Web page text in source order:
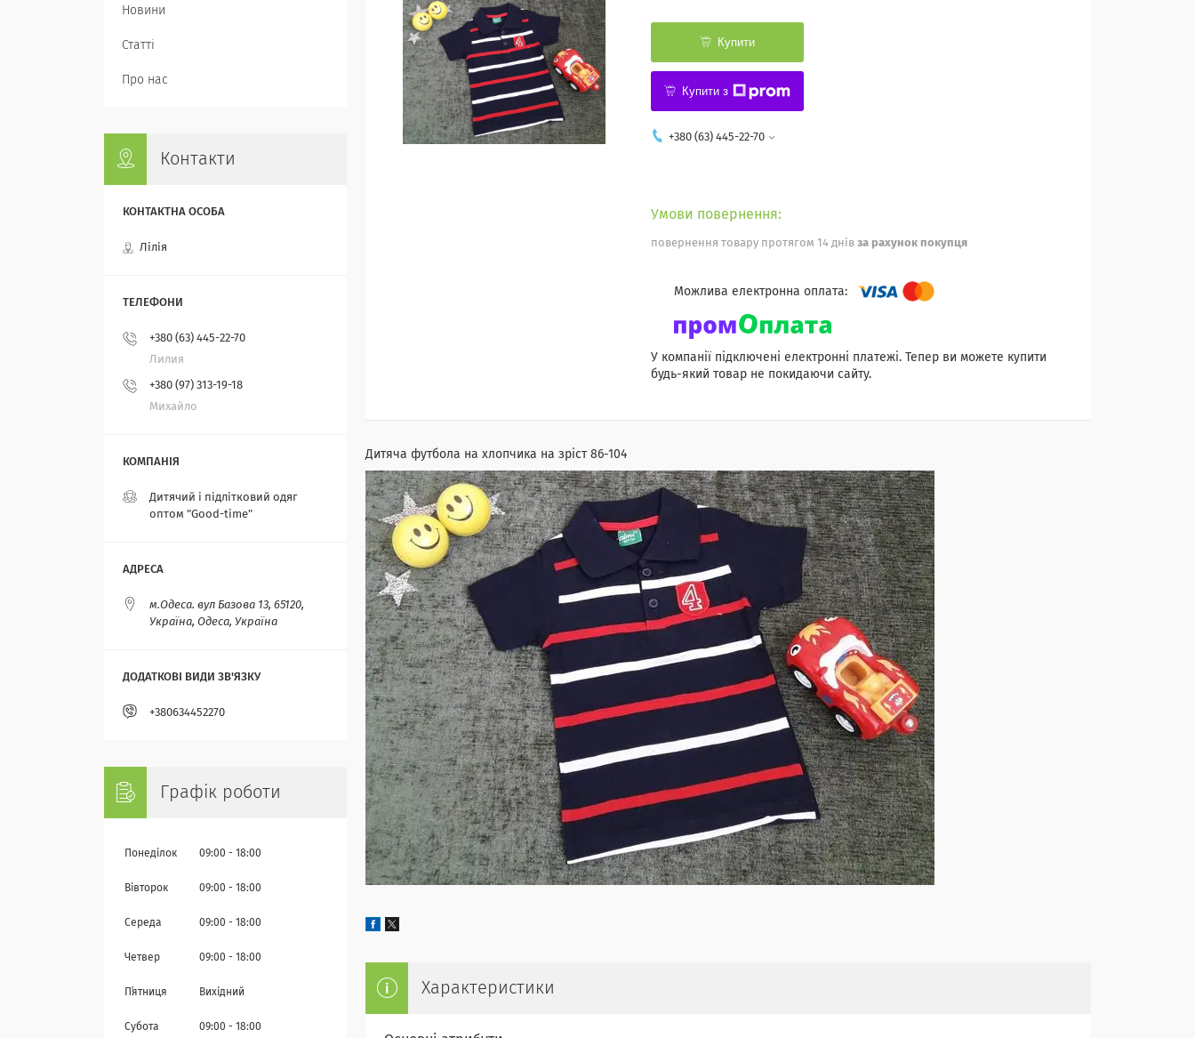
Купити
Купити з
+380 (63) 445-22-70
повернення товару протягом 14 днів за рахунок покупця
У компанії підключені електронні платежі. Тепер ви можете купити
будь-який товар не покидаючи сайту.
Дитяча футбола на хлопчика на зріст 86-104
Характеристики
Новини
Статті
Про нас
Контакти
Лілія
+380 (63) 445-22-70
Лилия
+380 (97) 313-19-18
Михайло
Дитячий і підлітковий одяг
оптом "Good-time"
м.Одеса. вул Базова 13, 65120,
Україна, Одеса, Україна
+380634452270
Графік роботи
Понеділок 09:00 18:00
Вівторок 09:00 18:00
Середа 09:00 18:00
Четвер 09:00 18:00
Пʼятниця Вихідний
Субота 09:00 18:00